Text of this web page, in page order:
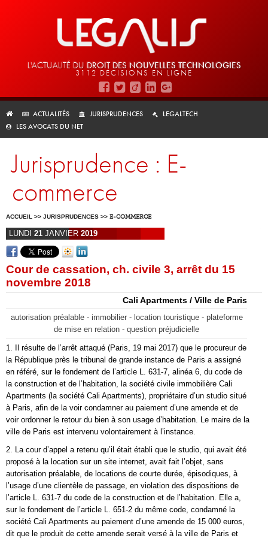
L'ACTUALITÉ DU DROIT DES NOUVELLES TECHNOLOGIES
3112 DÉCISIONS EN LIGNE
ACTUALITÉS JURISPRUDENCES
LEGALTECH
LES AVOCATS DU NET
Jurisprudence : E-
commerce
ACCUEIL >> JURISPRUDENCES >> E-COMMERCE
LUNDI 21 JANVIER 2019
Cour de cassation, ch. civile 3, arrêt du 15
novembre 2018
Cali Apartments / Ville de Paris
autorisation préalable - immobilier - location touristique - plateforme
de mise en relation - question préjudicielle
1. Il résulte de l’arrêt attaqué (Paris, 19 mai 2017) que le procureur de
la République près le tribunal de grande instance de Paris a assigné
en référé, sur le fondement de l’article L. 631-7, alinéa 6, du code de
la construction et de l’habitation, la société civile immobilière Cali
Apartments (la société Cali Apartments), propriétaire d’un studio situé
à Paris, afin de la voir condamner au paiement d’une amende et de
voir ordonner le retour du bien à son usage d’habitation. Le maire de la
ville de Paris est intervenu volontairement à l’instance.
2. La cour d’appel a retenu qu’il était établi que le studio, qui avait été
proposé à la location sur un site internet, avait fait l’objet, sans
autorisation préalable, de locations de courte durée, épisodiques, à
l’usage d’une clientèle de passage, en violation des dispositions de
l’article L. 631-7 du code de la construction et de l’habitation. Elle a,
sur le fondement de l’article L. 651-2 du même code, condamné la
société Cali Apartments au paiement d’une amende de 15 000 euros,
dit que le produit de cette amende serait versé à la ville de Paris et